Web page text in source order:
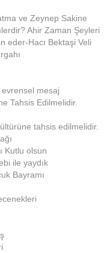
ve Zeynep Sakine
Ahir Zaman Şeyleri
eder-Hacı Bektaşi Veli
evrensel mesaj
Tahsis Edilmelidir.
tahsis edilmelidir.
Kutlu olsun
ile yaydık
Bayramı